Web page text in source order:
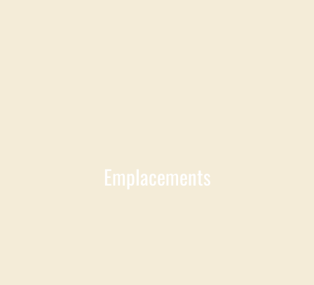
Emplacements